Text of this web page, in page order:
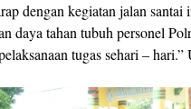
dengan kegiatan jalan santai
daya tahan tubuh personel
tugas sehari – hari.”